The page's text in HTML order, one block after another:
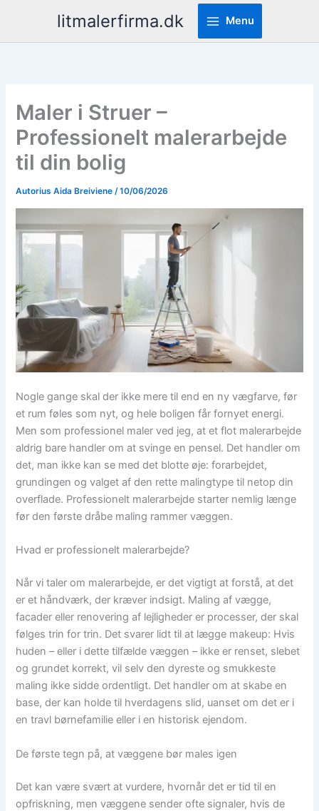
turinio
litmalerfirma.dk Menu
Maler i Struer –
Professionelt malerarbejde
til din bolig
Autorius Aida Breiviene/10/06/2026
Nogle gange skal der ikke mere til end en ny vægfarve, før
et rum føles som nyt, og hele boligen får fornyet energi.
Men som professionel maler ved jeg, at et flot malerarbejde
aldrig bare handler om at svinge en pensel. Det handler om
det, man ikke kan se med det blotte øje: forarbejdet,
grundingen og valget af den rette malingtype til netop din
overflade. Professionelt malerarbejde starter nemlig længe
før den første dråbe maling rammer væggen.
Hvad er professionelt malerarbejde?
Når vi taler om malerarbejde, er det vigtigt at forstå, at det
er et håndværk, der kræver indsigt. Maling af vægge,
facader eller renovering af lejligheder er processer, der skal
følges trin for trin. Det svarer lidt til at lægge makeup: Hvis
huden – eller i dette tilfælde væggen – ikke er renset, slebet
og grundet korrekt, vil selv den dyreste og smukkeste
maling ikke sidde ordentligt. Det handler om at skabe en
base, der kan holde til hverdagens slid, uanset om det er i
en travl børnefamilie eller i en historisk ejendom.
De første tegn på, at væggene bør males igen
Det kan være svært at vurdere, hvornår det er tid til en
opfriskning, men væggene sender ofte signaler, hvis de